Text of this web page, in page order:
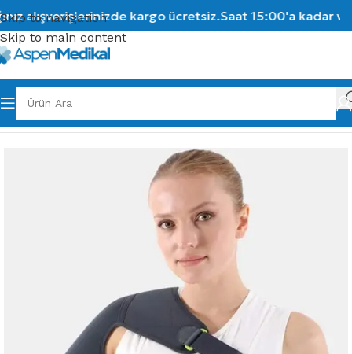
Skip to navigation
Skip to main content
alışverişlerinizde kargo ücretsiz.Saat 15:00'a kadar
Ana Sayfa